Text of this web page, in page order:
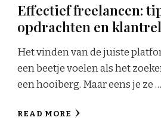
Effectief freelancen:
opdrachten en
Het vinden van de juiste
een beetje voelen als het
een hooiberg. Maar eens je ze …
READ MORE